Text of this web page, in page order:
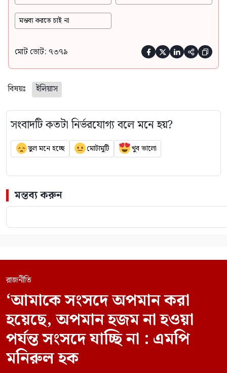
মন্তব্য করতে চাই না
মোট ভোট: ৭৩৭৯     
বিষয়ঃ ইলিয়াস
সংবাদটি কতটা নির্ভরযোগ্য বলে মনে হয়?
ভুল মনে হচ্ছে মোটামুটি খুব ভালো
মন্তব্য করুন
রাজনীতি
‘আমাকে সংসদে অপমান করা
হয়েছে, অপমান হজম না হওয়া
পর্যন্ত সংসদে যাচ্ছি না : এমপি
মনিরুল হক